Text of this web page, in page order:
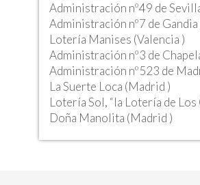
Administración nº49 de
Administración nº7 de Gandia
Lotería Manises (Valencia )
Administración nº3 de
Administración nº523 de
La Suerte Loca (Madrid )
Lotería Sol, “la Lotería de
Doña Manolita (Madrid )